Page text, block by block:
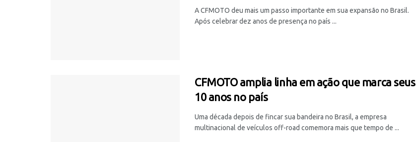
A CFMOTO deu mais um passo importante em sua expansão no Brasil.
Após celebrar dez anos de presença no país ...
CFMOTO amplia linha em ação que marca seus
10 anos no país
Uma década depois de fincar sua bandeira no Brasil, a empresa
multinacional de veículos off-road comemora mais que tempo de ...